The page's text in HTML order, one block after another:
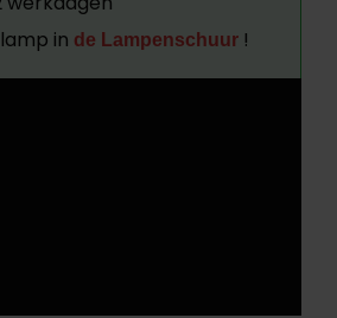
in de Lampenschuur !